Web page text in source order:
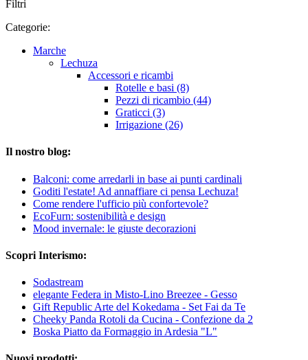
Filtri
Categorie:
Marche
Lechuza
Accessori e ricambi
Rotelle e basi (8)
Pezzi di ricambio (44)
Graticci (3)
Irrigazione (26)
Il nostro blog:
Balconi: come arredarli in base ai punti cardinali
Goditi l'estate! Ad annaffiare ci pensa Lechuza!
Come rendere l'ufficio più confortevole?
EcoFurn: sostenibilità e design
Mood invernale: le giuste decorazioni
Scopri Interismo:
Sodastream
elegante Federa in Misto-Lino Breezee - Gesso
Gift Republic Arte del Kokedama - Set Fai da Te
Cheeky Panda Rotoli da Cucina - Confezione da 2
Boska Piatto da Formaggio in Ardesia "L"